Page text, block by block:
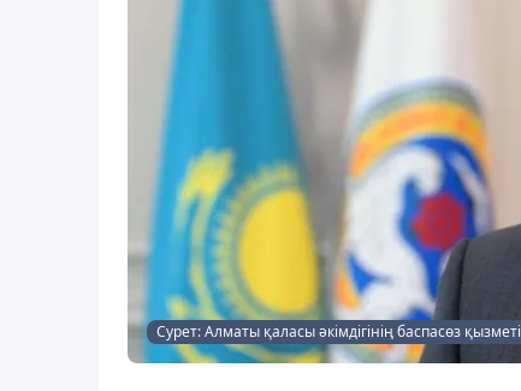
Сурет: Алматы қаласы әкімдігінің баспасөз қызметі